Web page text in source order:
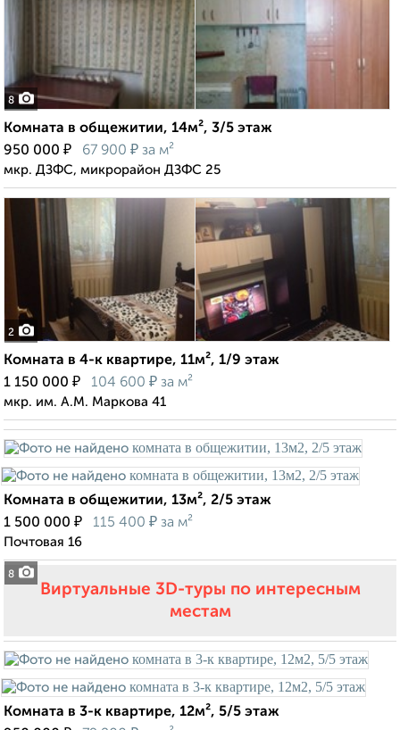
8
Комната в общежитии, 14м², 3/5 этаж
950 000 ₽ 67 900 ₽ за м²
мкр. ДЗФС, микрорайон ДЗФС 25
2
Комната в 4-к квартире, 11м², 1/9 этаж
1 150 000 ₽ 104 600 ₽ за м²
мкр. им. А.М. Маркова 41
8
Комната в общежитии, 13м², 2/5 этаж
1 500 000 ₽ 115 400 ₽ за м²
Почтовая 16
Виртуальные 3D-туры по интересным
местам
Комната в 3-к квартире, 12м², 5/5 этаж